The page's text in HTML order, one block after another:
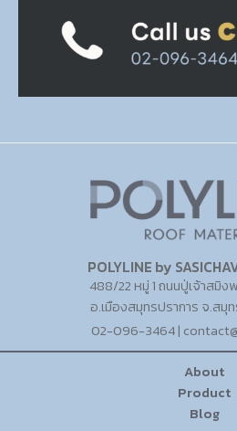
POLYLINE by
488/22 หมู่ 1 ถนนปู่เจ้าสมิง
อ.เมืองสมุทรปราการ จ.สมุ
02-096-3464 |
About
Product
Blog